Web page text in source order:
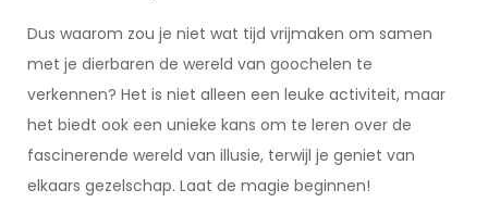
Dus waarom zou je niet wat tijd vrijmaken om samen
met je dierbaren de wereld van goochelen te
verkennen? Het is niet alleen een leuke activiteit, maar
het biedt ook een unieke kans om te leren over de
fascinerende wereld van illusie, terwijl je geniet van
elkaars gezelschap. Laat de magie beginnen!